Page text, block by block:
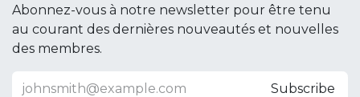
Abonnez-vous à notre newsletter pour être tenu
au courant des dernières nouveautés et nouvelles
des membres.
Subscribe